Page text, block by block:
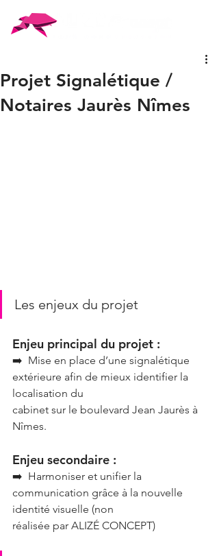
Projet Signalétique /
Notaires Jaurès Nîmes
Les enjeux du projet
Enjeu principal du projet :
➡️  Mise en place d’une signalétique
extérieure afin de mieux identifier la
localisation du
cabinet sur le boulevard Jean Jaurès à
Nîmes.
Enjeu secondaire :
➡️  Harmoniser et unifier la
communication grâce à la nouvelle
identité visuelle (non
réalisée par ALIZÉ CONCEPT)